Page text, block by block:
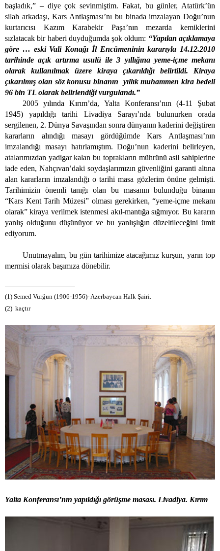
başladık,” – diye çok sevinmiştim. Fakat, bu günler, Atatürk’ün
silah arkadaşı, Kars Antlaşması’nı bu binada imzalayan Doğu’nun
kurtarıcısı Kazım Karabekir Paşa’nın mezarda kemiklerini
sızlatacak bir haberi duyduğumda şok oldum: “Yapılan açıklamaya
göre … eski Vali Konağı İl Encümeninin kararıyla 14.12.2010
tarihinde açık artırma usulü ile 3 yıllığına yeme-içme mekanı
olarak kullanılmak üzere kiraya çıkarıldığı belirtildi. Kiraya
çıkarılmış olan söz konusu binanın
yıllık muhammen kira bedeli
96 bin TL olarak belirlendiği vurgulandı.”
2005 yılında Kırım’da, Yalta Konferansı’nın (4-11 Şubat
1945) yapıldığı tarihi Livadiya Sarayı’nda bulunurken orada
sergilenen, 2. Dünya Savaşından sonra dünyanın kaderini değiştiren
kararların alındığı masayı gördüğümde Kars Antlaşması’nın
imzalandığı masayı hatırlamıştım. Doğu’nun kaderini belirleyen,
atalarımızdan yadigar kalan bu toprakların mührünü asil sahiplerine
iade eden, Nahçıvan’daki soydaşlarımızın güvenliğini garanti altına
alan kararların imzalandığı o tarihi masa gözlerim önüne gelmişti.
Tarihimizin önemli tanığı olan bu masanın bulunduğu binanın
“Kars Kent Tarih Müzesi” olması gerekirken, “yeme-içme mekanı
olarak” kiraya verilmek istenmesi akıl-mantığa sığmıyor. Bu kararın
yanlış olduğunu düşünüyor ve bu yanlışlığın düzeltileceğini ümit
ediyorum.
Unutmayalım, bu gün tarihimize atacağımız kurşun, yarın top
mermisi olarak başımıza dönebilir.
(1) Semed Vurğun (1906-1956)- Azerbaycan Halk Şairi.
(2) kaçtır
Yalta Konferansı’nın yapıldığı görüşme masası. Livadiya. Kırım